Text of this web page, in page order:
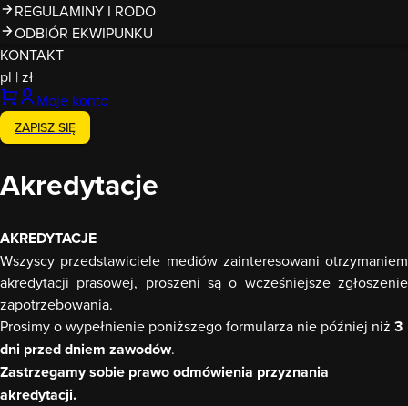
REGULAMINY I RODO
ODBIÓR EKWIPUNKU
KONTAKT
pl |zł
Moje konto
ZAPISZ SIĘ
Akredytacje
AKREDYTACJE
Wszyscy przedstawiciele mediów zainteresowani otrzymaniem
akredytacji prasowej, proszeni są o wcześniejsze zgłoszenie
zapotrzebowania.
Prosimy o wypełnienie poniższego formularza nie później niż 3
dni przed dniem zawodów.
Zastrzegamy sobie prawo odmówienia przyznania
akredytacji.